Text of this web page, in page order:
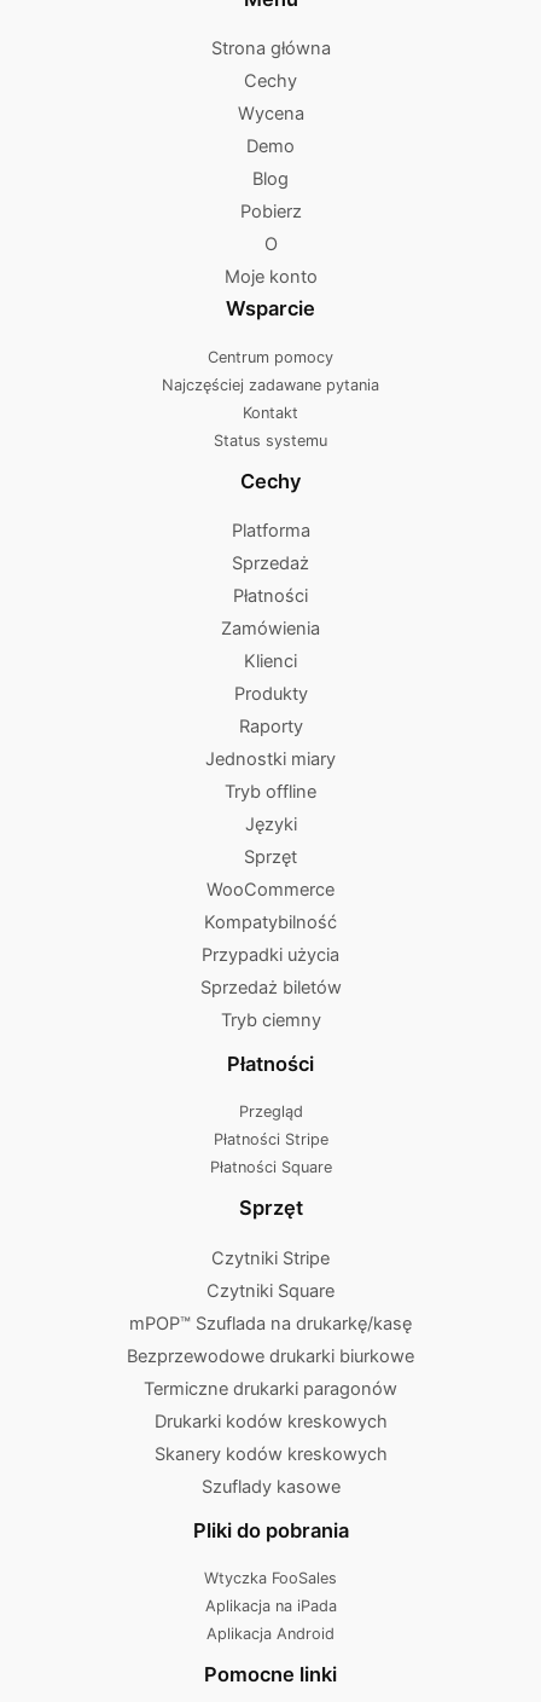
Strona główna
Cechy
Wycena
Demo
Blog
Pobierz
O
Moje konto
Wsparcie
Centrum pomocy
Najczęściej zadawane pytania
Kontakt
Status systemu
Cechy
Platforma
Sprzedaż
Płatności
Zamówienia
Klienci
Produkty
Raporty
Jednostki miary
Tryb offline
Języki
Sprzęt
WooCommerce
Kompatybilność
Przypadki użycia
Sprzedaż biletów
Tryb ciemny
Płatności
Przegląd
Płatności Stripe
Płatności Square
Sprzęt
Czytniki Stripe
Czytniki Square
mPOP™ Szuflada na drukarkę/kasę
Bezprzewodowe drukarki biurkowe
Termiczne drukarki paragonów
Drukarki kodów kreskowych
Skanery kodów kreskowych
Szuflady kasowe
Pliki do pobrania
Wtyczka FooSales
Aplikacja na iPada
Aplikacja Android
Pomocne linki